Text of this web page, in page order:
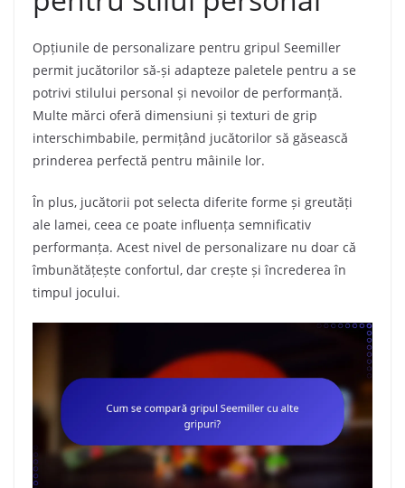
Opțiunile de personalizare pentru gripul Seemiller
permit jucătorilor să-și adapteze paletele pentru a se
potrivi stilului personal și nevoilor de performanță.
Multe mărci oferă dimensiuni și texturi de grip
interschimbabile, permițând jucătorilor să găsească
prinderea perfectă pentru mâinile lor.
În plus, jucătorii pot selecta diferite forme și greutăți
ale lamei, ceea ce poate influența semnificativ
performanța. Acest nivel de personalizare nu doar că
îmbunătățește confortul, dar crește și încrederea în
timpul jocului.